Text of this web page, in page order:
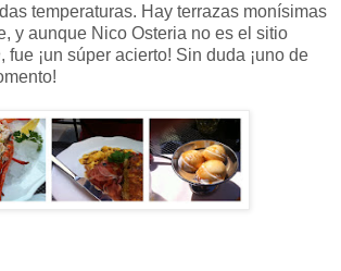
temperaturas. Hay terrazas monísimas
y aunque Nico Osteria no es el sitio
, fue ¡un súper acierto! Sin duda ¡uno de